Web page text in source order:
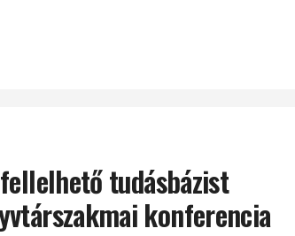
tudásbázist
konferencia